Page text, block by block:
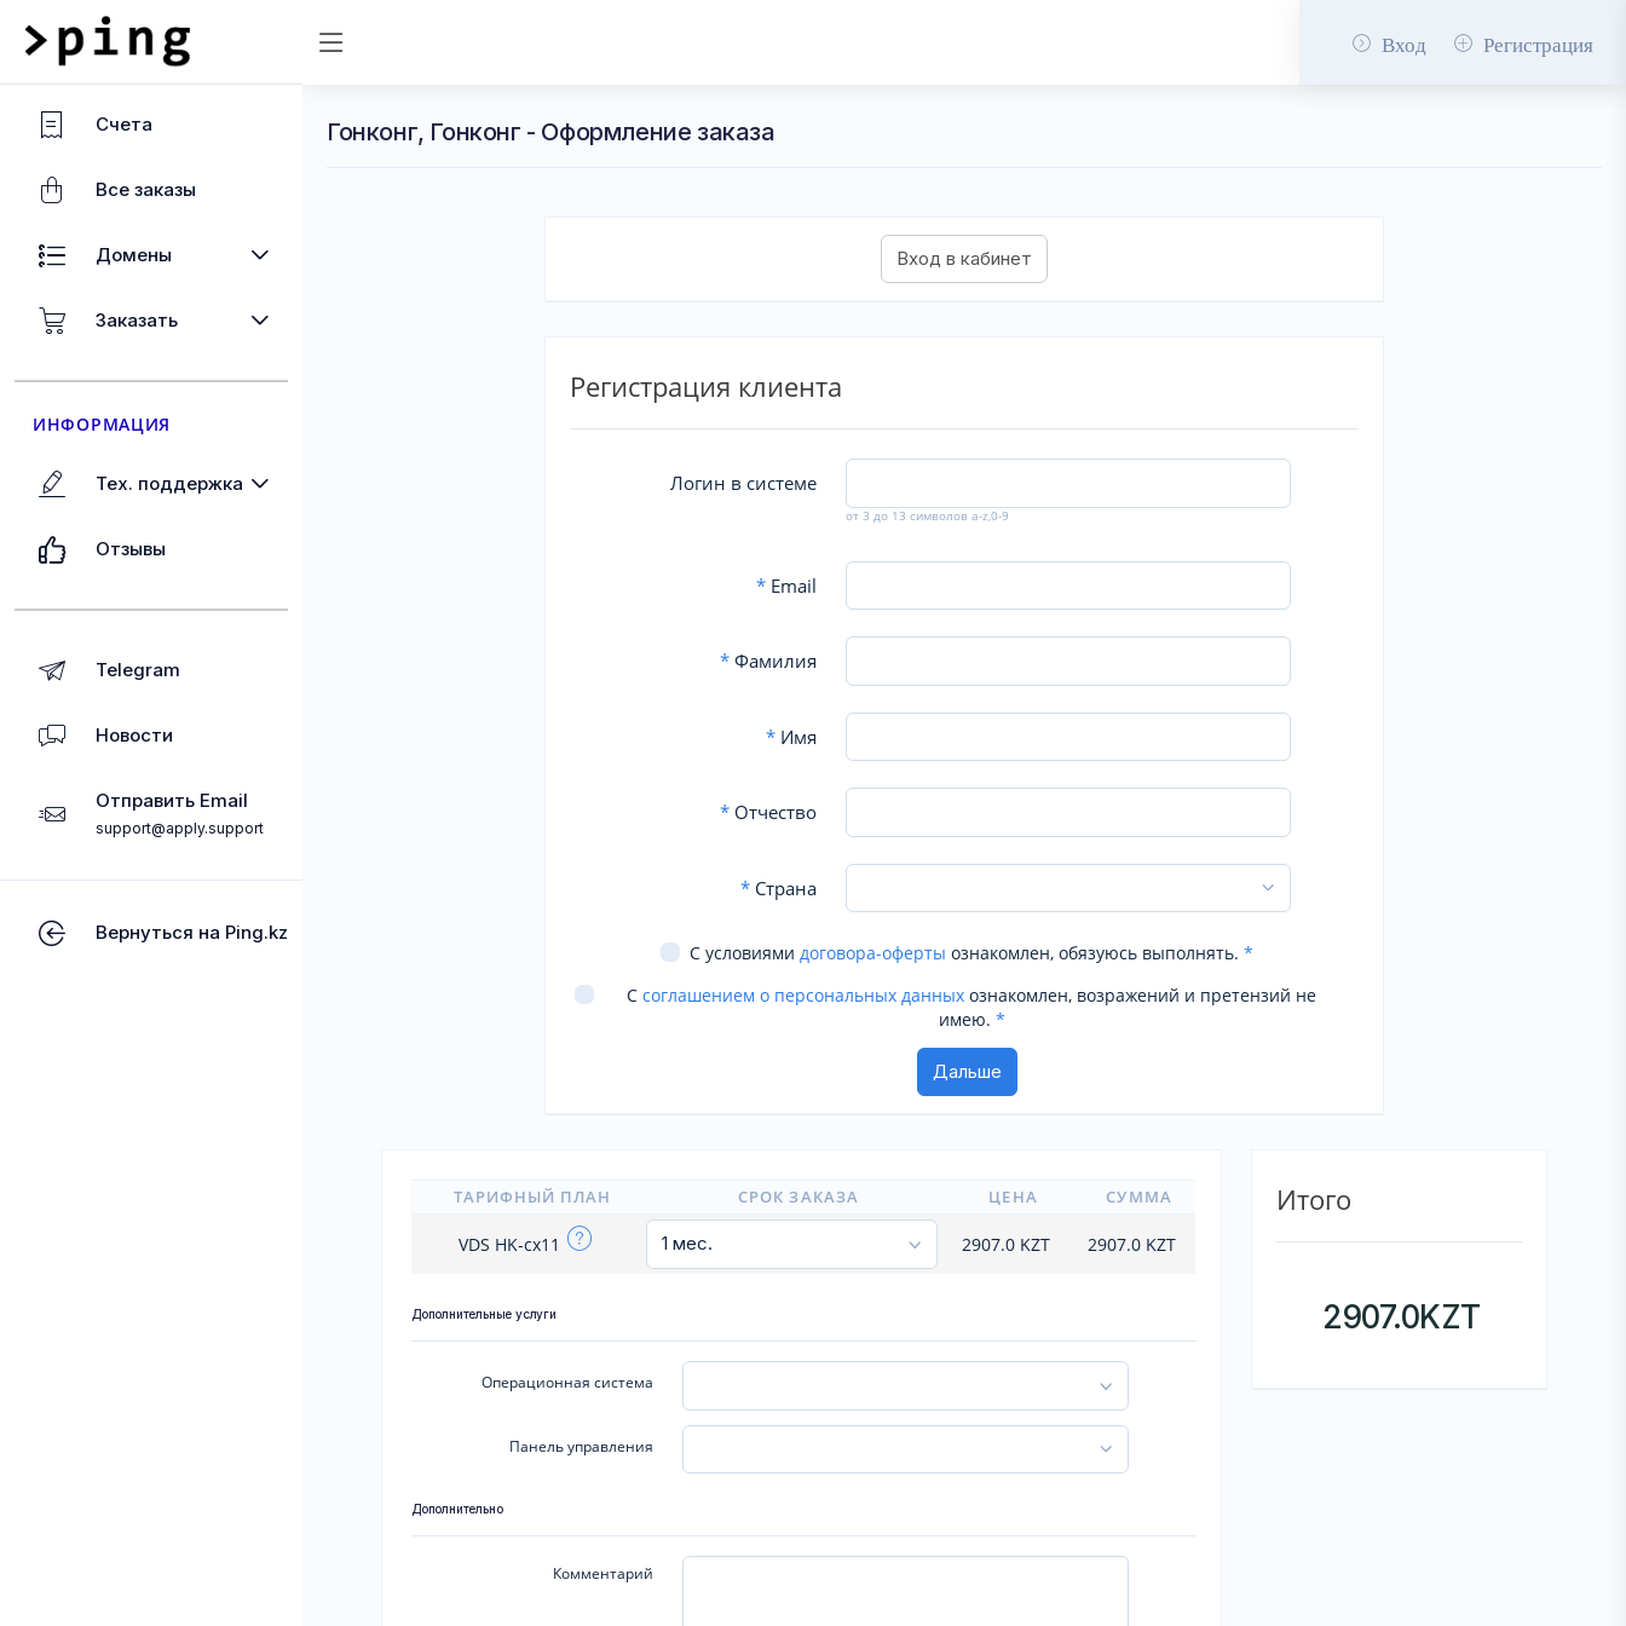
Вход Регистрация
Счета
Все заказы
Домены
Заказать
ИНФОРМАЦИЯ
Тех. поддержка
Отзывы
Telegram
Новости
Отправить Email
support@apply.support
Вернуться на Ping.kz
Гонконг, Гонконг - Оформление заказа
Регистрация клиента
Логин в системе
от 3 до 13 символов a-z,0-9
*Email
*Фамилия
*Имя
*Отчество
*Страна
С условиями договора-оферты ознакомлен, обязуюсь выполнять. *
С соглашением о персональных данных ознакомлен, возражений и претензий не
имею. *
ТАРИФНЫЙ ПЛАН СРОК ЗАКАЗА ЦЕНА СУММА
VDS HK-cx11 2907.0 KZT 2907.0 KZT
Дополнительные услуги
Операционная система
Панель управления
Дополнительно
Комментарий
Итого
2907.0KZT